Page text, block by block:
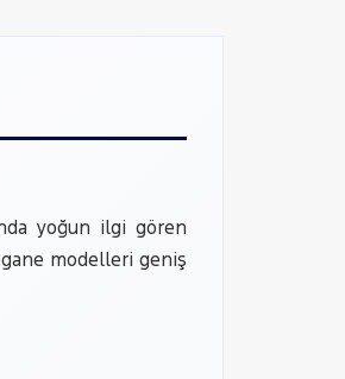
yoğun ilgi gören
modelleri geniş